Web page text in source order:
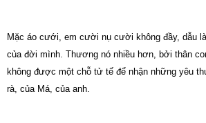
Mặc áo cưới, em cười nụ cười không đầy, dẫu
của đời mình. Thương nó nhiều hơn, bởi thân
không được một chỗ tử tế để nhận những yêu
rà, của Má, của anh.